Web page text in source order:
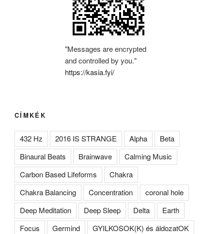
"Messages are encrypted
and controlled by you."
https://kasia.fyi/
CÍMKÉK
432 Hz 2016 IS STRANGE Alpha
Beta
Binaural Beats
Brainwave
Calming Music
Carbon Based Lifeforms
Chakra
Chakra Balancing
Concentration
coronal hole
Deep Meditation
Deep Sleep Delta
Earth
Focus
Germind
GYILKOSOK(K) és áldozatOK